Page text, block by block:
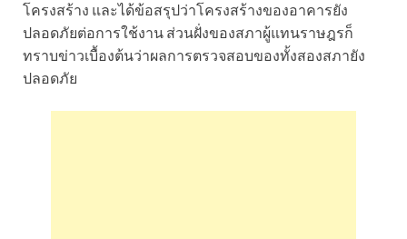
โครงสร้าง และได้ข้อสรุปว่าโครงสร้างของอาคารยัง
ปลอดภัยต่อการใช้งาน ส่วนฝั่งของสภาผู้แทนราษฎรก็
ทราบข่าวเบื้องต้นว่าผลการตรวจสอบของทั้งสองสภายัง
ปลอดภัย